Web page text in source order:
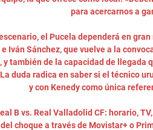
para acercarnos a
el Pucela dependerá en
Iván Sánchez, que vuelve a la
y también de la capacidad de llegada
duda radica en saber si el técnico
y con Kenedy como única
B vs. Real Valladolid CF: horario,
choque a través de Movistar+ o